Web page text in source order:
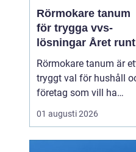
Rörmokare tanum
för trygga vvs-
lösningar Året runt
Rörmokare tanum är
tryggt val för hushåll
företag som vill ha
säkra, hållbara och
professionella vvs-
01 augusti 2026